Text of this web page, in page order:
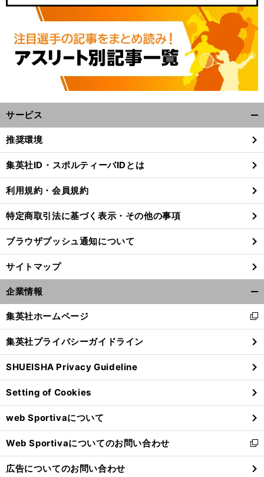
。 ？
サービス
閉
る
推奨環境
集英社ID・スポルティーバIDとは
利用規約・会員規約
特定商取引法に基づく表示・その他の事項
ブラウザプッシュ通知について
サイトマップ
企業情報
閉
る
集英社ホームページ
新
し
い
ウ
ィ
ン
ド
ウ
で
開
く
集英社プライバシーガイドライン
SHUEISHA Privacy Guideline
Setting of Cookies
web Sportivaについて
Web Sportivaについてのお問い合わせ
新
し
い
広告についてのお問い合わせ